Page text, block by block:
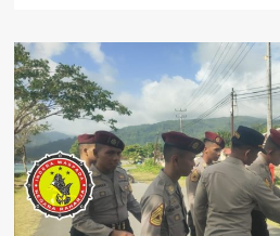
Kapolda
Maluku:
Masa
Depan
Polri
Ditentukan
dari
Pendidikan
di
SPN